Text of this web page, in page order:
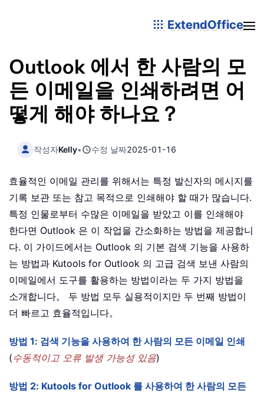
ExtendOffice
Outlook 에서 한 사람의 모
든 이메일을 인쇄하려면 어
떻게 해야 하나요？
작성자Kelly• 수정 날짜2025-01-16
효율적인 이메일 관리를 위해서는 특정 발신자의 메시지를
기록 보관 또는 참고 목적으로 인쇄해야 할 때가 많습니다.
특정 인물로부터 수많은 이메일을 받았고 이를 인쇄해야
한다면 Outlook 은 이 작업을 간소화하는 방법을 제공합니
다. 이 가이드에서는 Outlook 의 기본 검색 기능을 사용하
는 방법과 Kutools for Outlook 의 고급 검색 보낸 사람의
이메일에서 도구를 활용하는 방법이라는 두 가지 방법을
소개합니다。 두 방법 모두 실용적이지만 두 번째 방법이
더 빠르고 효율적입니다。
방법 1: 검색 기능을 사용하여 한 사람의 모든 이메일 인쇄
(수동적이고 오류 발생 가능성 있음)
방법 2: Kutools for Outlook 를 사용하여 한 사람의 모든